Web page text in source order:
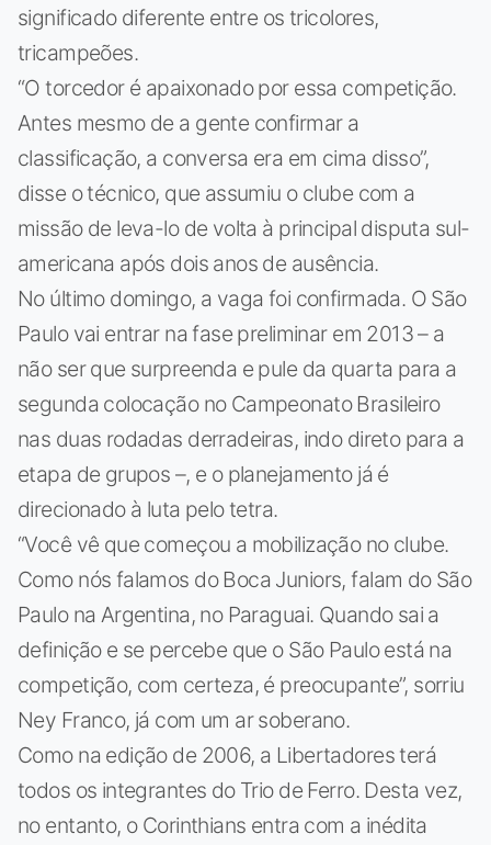
significado diferente entre os tricolores,
tricampeões.
“O torcedor é apaixonado por essa competição.
Antes mesmo de a gente confirmar a
classificação, a conversa era em cima disso”,
disse o técnico, que assumiu o clube com a
missão de leva-lo de volta à principal disputa sul-
americana após dois anos de ausência.
No último domingo, a vaga foi confirmada. O São
Paulo vai entrar na fase preliminar em 2013 – a
não ser que surpreenda e pule da quarta para a
segunda colocação no Campeonato Brasileiro
nas duas rodadas derradeiras, indo direto para a
etapa de grupos –, e o planejamento já é
direcionado à luta pelo tetra.
“Você vê que começou a mobilização no clube.
Como nós falamos do Boca Juniors, falam do São
Paulo na Argentina, no Paraguai. Quando sai a
definição e se percebe que o São Paulo está na
competição, com certeza, é preocupante”, sorriu
Ney Franco, já com um ar soberano.
Como na edição de 2006, a Libertadores terá
todos os integrantes do Trio de Ferro. Desta vez,
no entanto, o Corinthians entra com a inédita